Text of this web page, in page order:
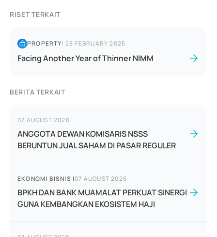
RISET TERKAIT
PROPERTY|28 FEBRUARY 2025
Facing Another Year of Thinner NIMM
BERITA TERKAIT
07 AUGUST 2026
ANGGOTA DEWAN KOMISARIS NSSS
BERUNTUN JUAL SAHAM DI PASAR REGULER
EKONOMI BISNIS |07 AUGUST 2026
BPKH DAN BANK MUAMALAT PERKUAT SINERGI
GUNA KEMBANGKAN EKOSISTEM HAJI